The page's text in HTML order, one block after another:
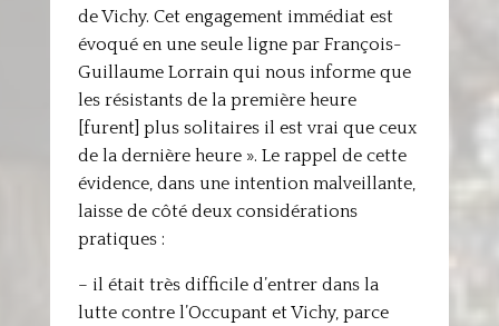
de Vichy. Cet engagement immédiat est
évoqué en une seule ligne par François-
Guillaume Lorrain qui nous informe que
les résistants de la première heure
[furent] plus solitaires il est vrai que ceux
de la dernière heure ». Le rappel de cette
évidence, dans une intention malveillante,
laisse de côté deux considérations
pratiques :
– il était très difficile d’entrer dans la
lutte contre l’Occupant et Vichy, parce